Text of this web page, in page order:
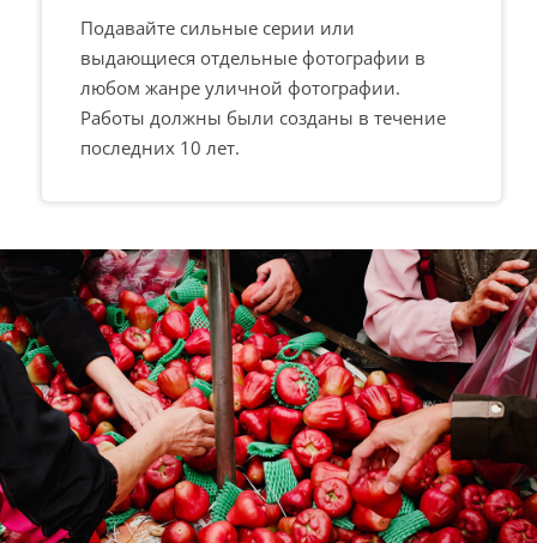
Подавайте сильные серии или
выдающиеся отдельные фотографии в
любом жанре уличной фотографии.
Работы должны были созданы в течение
последних 10 лет.